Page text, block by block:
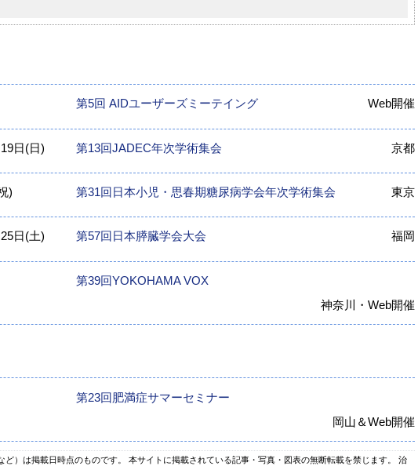
第5回 AIDユーザーズミーテイング Web開催
日(日) 第13回JADEC年次学術集会 京都
) 第31回日本小児・思春期糖尿病学会年次学術集会 東京
日(土) 第57回日本膵臓学会大会 福岡
第39回YOKOHAMA VOX
神奈川・Web開催
第23回肥満症サマーセミナー
岡山＆Web開催
ど）は掲載日時点のものです。 本サイトに掲載されている記事・写真・図表の無断転載を禁じます。 治